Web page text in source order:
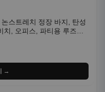
스트레치 정장 바지, 탄성
치, 오피스, 파티용 루즈핏
용 가능한 캐주얼 정장 의
→